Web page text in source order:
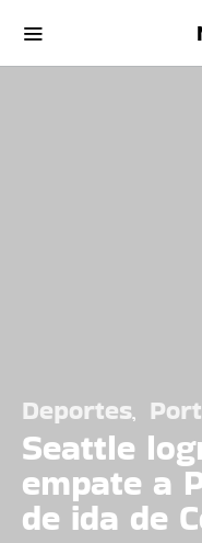
Deportes
Seattle
empate a
de ida de